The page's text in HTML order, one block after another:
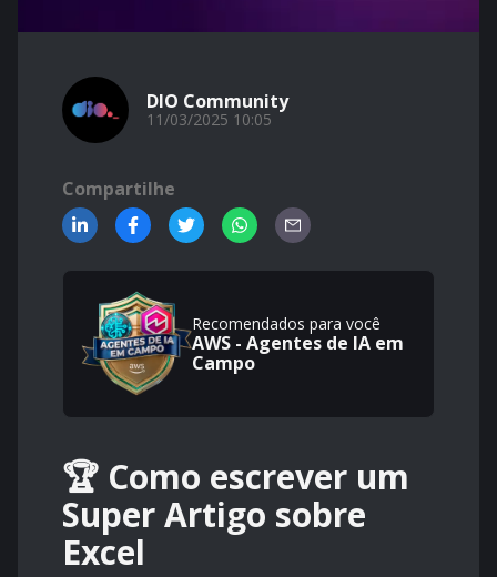
DIO Community
11/03/2025 10:05
Compartilhe
Recomendados para você
AWS - Agentes de IA em
Campo
🏆 Como escrever um
Super Artigo sobre
Excel